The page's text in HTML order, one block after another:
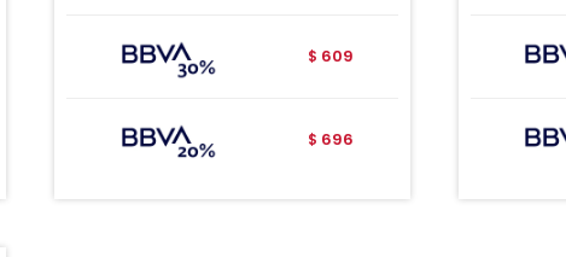
$ 609
$ 696